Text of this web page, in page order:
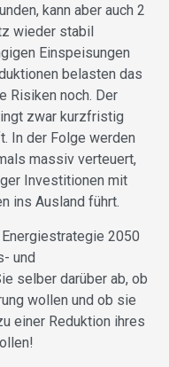
kann aber auch 2
wieder stabil
Einspeisungen
belasten das
Risiken noch. Der
zwar kurzfristig
In der Folge werden
massiv verteuert,
Investitionen mit
ins Ausland führt.
2050
und
selber darüber ab, ob
wollen und ob sie
einer Reduktion ihres